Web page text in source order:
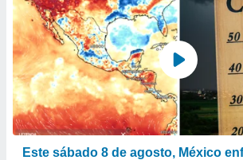
Este sábado 8 de agosto, México